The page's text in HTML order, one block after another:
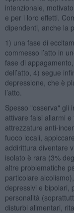
intenzionale,
e per i loro effetti.
dipendenti, anche la
1) una fase di
commesso l’atto in
fase di
dell’atto, 4) segue
depressione, che è
l’atto.
Spesso "osserva" gli
attivare falsi allarmi
attrezzature anti-
fuoco locali,
addirittura diventare
isolato è rara (3%
altre problematiche
particolare
depressivi e bipolari,
personalità
disturbi alimentari,